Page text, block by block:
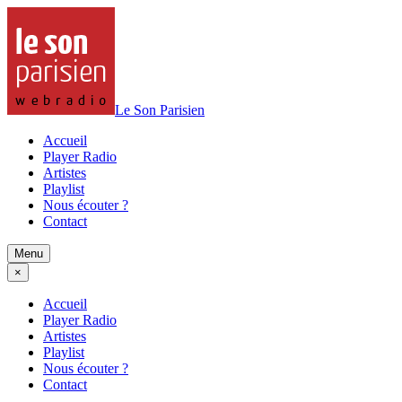
Le Son Parisien
Accueil
Player Radio
Artistes
Playlist
Nous écouter ?
Contact
Menu
×
Accueil
Player Radio
Artistes
Playlist
Nous écouter ?
Contact